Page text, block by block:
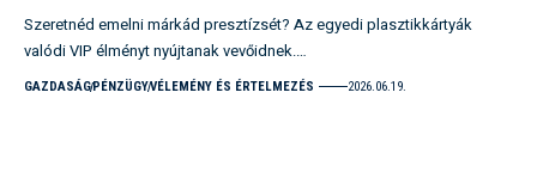
Szeretnéd emelni márkád presztízsét? Az egyedi plasztikkártyák
valódi VIP élményt nyújtanak vevőidnek.…
GAZDASÁGPÉNZÜGYVÉLEMÉNY ÉS ÉRTELMEZÉS 2026.06.19.